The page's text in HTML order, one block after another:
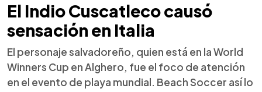
El Indio Cuscatleco causó
sensación en Italia
El personaje salvadoreño, quien está en la World
Winners Cup en Alghero, fue el foco de atención
en el evento de playa mundial. Beach Soccer así lo